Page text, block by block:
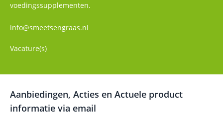
voedingssupplementen.
info@smeetsengraas.nl
Vacature(s)
Aanbiedingen, Acties en Actuele product
informatie via email